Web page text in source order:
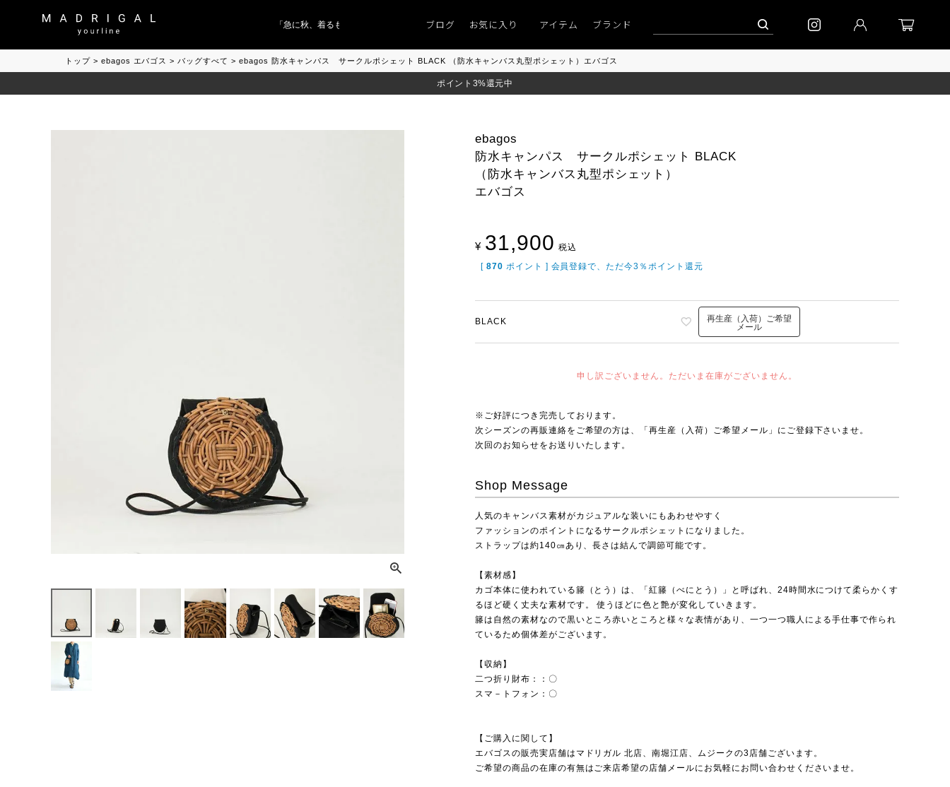
「急に秋、着るものがない」 「キレイなニット」 ポイント9％「マンスリーポイントキャンペーン」 予約│「エッグジャケット GREY」
ブログ お気に入り アイテム ブランド
トップ ebagos エバゴス バッグすべて ebagos 防水キャンパス サークルポシェット BLACK （防水キャンバス丸型ポシェット）エバゴス
ポイント3%還元中
ebagos
防水キャンパス サークルポシェット BLACK
（防水キャンバス丸型ポシェット）
エバゴス
¥ 31,900 税込
[ 870 ポイント ] 会員登録で、ただ今3％ポイント還元
BLACK
再生産（入荷）ご希望
メール
申し訳ございません。ただいま在庫がございません。
※ご好評につき完売しております。
次シーズンの再販連絡をご希望の方は、「再生産（入荷）ご希望メール」にご登録下さいませ。
次回のお知らせをお送りいたします。
Shop Message
人気のキャンバス素材がカジュアルな装いにもあわせやすく
ファッションのポイントになるサークルポシェットになりました。
ストラップは約140㎝あり、長さは結んで調節可能です。
【素材感】
カゴ本体に使われている籐（とう）は、「紅籐（べにとう）」と呼ばれ、24時間水につけて柔らかくす
るほど硬く丈夫な素材です。 使うほどに色と艶が変化していきます。
籐は自然の素材なので黒いところ赤いところと様々な表情があり、一つ一つ職人による手仕事で作られ
ているため個体差がございます。
【収納】
二つ折り財布：：〇
スマ－トフォン：〇
【ご購入に関して】
エバゴスの販売実店舗は マドリガル 北店 、南堀江店 ムジーク の3店舗ございます。
ご希望の商品の在庫の有無はご来店希望の店舗メールにお気軽にお問い合わせくださいませ。